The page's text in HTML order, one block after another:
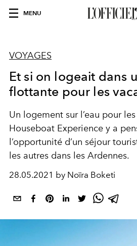
MENU
VOYAGES
Et si on logeait dans
flottante pour les
Un logement sur l’eau pour
Houseboat Experience y a
l’opportunité d’un séjour
les autres dans les Ardennes.
28.05.2021 by Noïra Boketi